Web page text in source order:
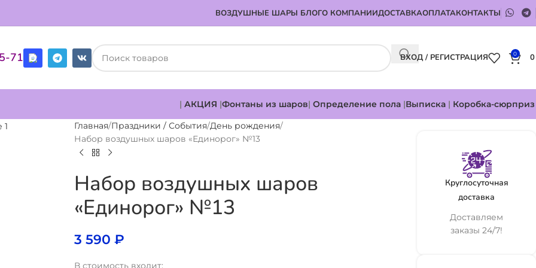
ВОЗДУШНЫЕ ШАРЫ БЛОГО КОМПАНИИДОСТАВКАОПЛАТАКОНТАКТЫ
71 ВХОД / РЕГИСТРАЦИЯ 0
| АКЦИЯ |Фонтаны из шаров| Определение пола |Выписка | Коробка-сюрприз
Главная Праздники / События День рождения
Набор воздушных шаров «Единорог» №13
Набор воздушных шаров
«Единорог» №13
3 590₽
В стоимость входит:
Круглосуточная
доставка
Доставляем
заказы 24/7!